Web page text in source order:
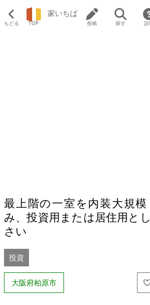
もどる TOP
家いちば
投稿 探す 説
最上階の一室を内装大規
み、投資用または居住用と
さい
投資
大阪府柏原市